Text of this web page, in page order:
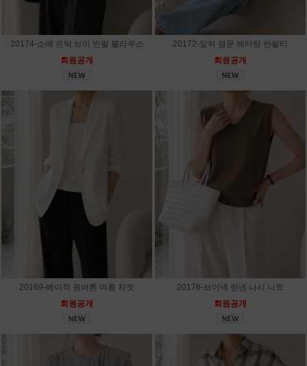
20174-소매 핀턱 브이 반팔 블라우스
회원공개
20172-앞뒤 영문 레터링 반팔티
회원공개
20169-베이직 원버튼 여름 자켓
회원공개
20176-브이넥 린넨 나시 니트
회원공개